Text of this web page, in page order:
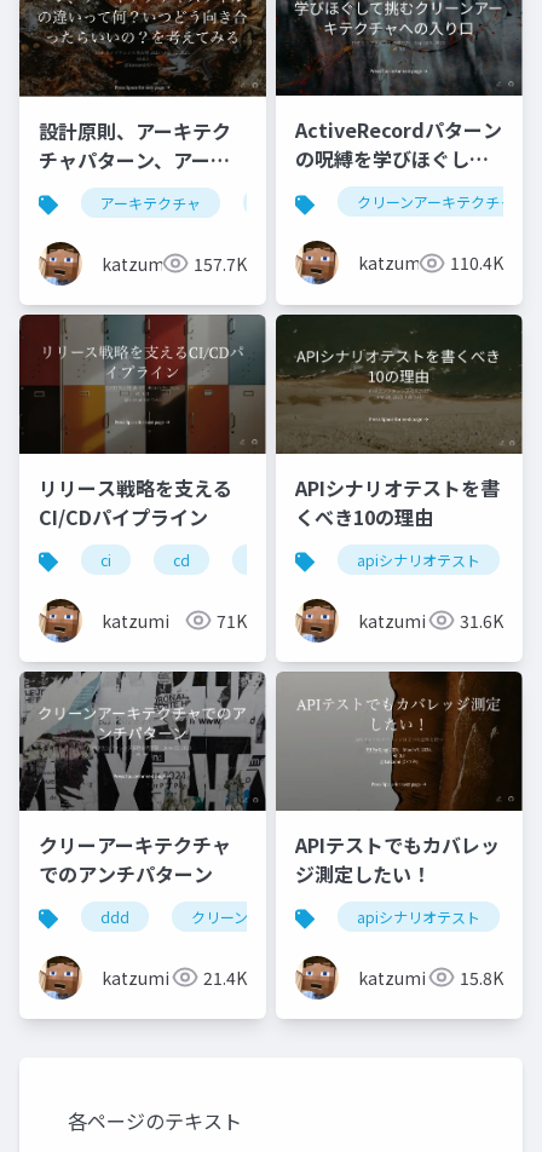
設計原則、アーキテク
チャパターン、アーキ
テクチャスタイルの違
いって何？いつどう向
き合ったらいいの？を
考えてみる
アーキテクチャ 設計原則
katzumi 157.7K
ActiveRecordパターン
の呪縛を学びほぐして
挑むクリーンアーキテ
クチャへの入り口
クリーンアーキテクチャ
katzumi 110.4K
リリース戦略を支える
CI/CDパイプライン
ci cd
katzumi 71K
APIシナリオテストを書
くべき10の理由
apiシナリオテスト
katzumi 31.6K
クリーアーキテクチャ
でのアンチパターン
ddd クリーンアーキテクチャ
katzumi 21.4K
APIテストでもカバレッ
ジ測定したい！
apiシナリオテスト
katzumi 15.8K
各ページのテキスト